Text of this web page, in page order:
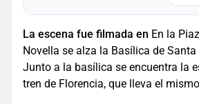
La escena fue filmada en En la
Novella se alza la Basílica de
Junto a la basílica se encuentra la
tren de Florencia, que lleva el